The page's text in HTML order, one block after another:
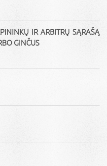
IR ARBITRŲ SĄRAŠĄ
GINČUS